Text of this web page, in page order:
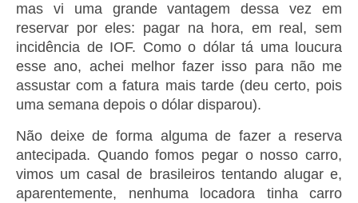
mas vi uma grande vantagem dessa vez em
reservar por eles: pagar na hora, em real, sem
incidência de IOF. Como o dólar tá uma loucura
esse ano, achei melhor fazer isso para não me
assustar com a fatura mais tarde (deu certo, pois
uma semana depois o dólar disparou).
Não deixe de forma alguma de fazer a reserva
antecipada. Quando fomos pegar o nosso carro,
vimos um casal de brasileiros tentando alugar e,
aparentemente, nenhuma locadora tinha carro